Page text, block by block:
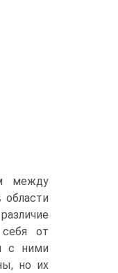
между
от
с ними
но их